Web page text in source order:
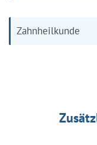
Zahnheilkunde